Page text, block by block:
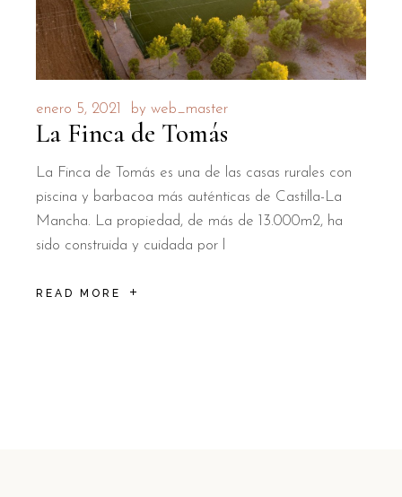
enero 5, 2021 by web_master
La Finca de Tomás
La Finca de Tomás es una de las casas rurales con
piscina y barbacoa más auténticas de Castilla-La
Mancha. La propiedad, de más de 13.000m2, ha
sido construida y cuidada por l
READ MORE